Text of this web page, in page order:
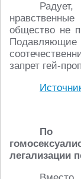
общество не
запрет гей-
По
легализации